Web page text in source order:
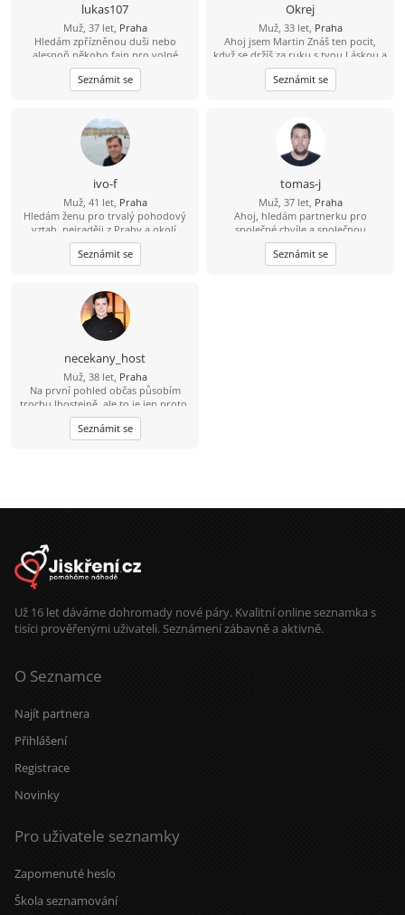
lukas107
Muž, 37 let, Praha
Hledám zpřízněnou duši nebo
alespoň někoho fajn pro volné
chvíle. ????
Seznámit se
Okrej
Muž, 33 let, Praha
Ahoj jsem Martin Znáš ten pocit,
když se držíš za ruku s tvou Láskou a
čas jakoby neexistoval? Jsem 23 let,
sympatický, svobodný, muž se
smyslem pro humor a životem
držení za ruce bude pouhá
předzvěst toho nádherného, co s
ním prožije. Miluji večerní
procházky, když slunce zapadá. Mám
oblíbenou trasu kolem Vltavy. A pak
společný návrat s posezením a
večeří v útulné hospůdce by mohlo
být příjemným zakončením hezkého
dne.
Seznámit se
ivo-f
Muž, 41 let, Praha
Hledám ženu pro trvalý pohodový
vztah, nejraději z Prahy a okolí.
Seznámit se
tomas-j
Muž, 37 let, Praha
Ahoj, hledám partnerku pro
společné chvíle a společnou
budoucnost. Rád bych se s někým
seznámil. Věřím, že skutečné
partnerství mezi 2 lidmi existuje. S
Seznámit se
necekany_host
Muž, 38 let, Praha
Na první pohled občas působím
trochu lhostejně, ale to je jen proto,
že svět raději tiše vnímám, než abych
měl potřebu ho neustále
komentovat. Pokud se se mnou
Seznámit se
Už 16 let dáváme dohromady nové páry. Kvalitní online seznamka s
tisíci prověřenými uživateli. Seznámení zábavně a aktivně.
O Seznamce
Najít partnera
Přihlášení
Registrace
Novinky
Pro uživatele seznamky
Zapomenuté heslo
Škola seznamování